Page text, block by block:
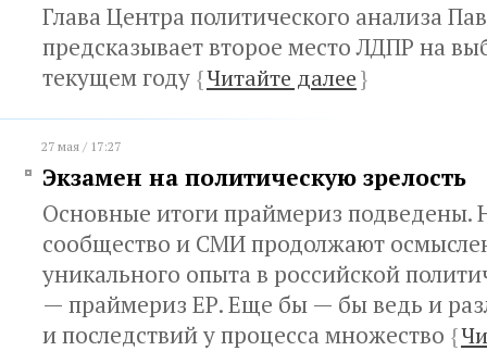
Глава Центра политического анализа
предсказывает второе место ЛДПР на
текущем году {Читайте далее}
27 мая / 17:27
Экзамен на политическую зрелость
Основные итоги праймериз подведены.
сообщество и СМИ продолжают
уникального опыта в российской
— праймериз ЕР. Еще бы — бы ведь и
и последствий у процесса множество {